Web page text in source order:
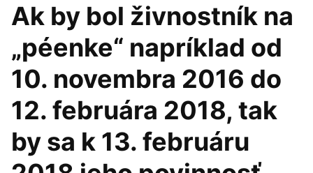
Ak by bol živnostník na
„péenke“ napríklad od
10. novembra 2016 do
12. februára 2018, tak
by sa k 13. februáru